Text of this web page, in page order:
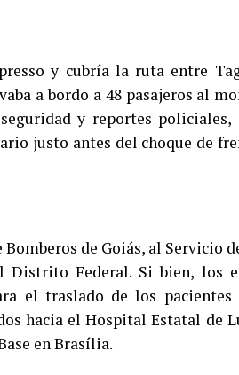
y cubría la ruta entre
a bordo a 48 pasajeros al
y reportes
justo antes del choque de
de Goiás, al Servicio
Distrito Federal. Si bien, los
el traslado de los pacientes
hacia el Hospital Estatal de
en Brasília.